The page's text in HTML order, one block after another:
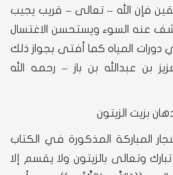
فإن الله – تعالى – قريب يجيب
عنه السوء ويستحسن الاغتسال
المياه كما أفتى بجواز ذلك
بن عبدالله بن باز – رحمه الله
بزيت الزيتون
المباركة المذكورة في الكتاب
وتعالى بالزيتون ولا يقسم إلا